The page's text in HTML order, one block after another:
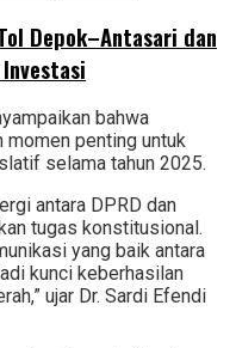
Depok–Antasari dan
bahwa
momen penting untuk
selama tahun 2025.
antara DPRD dan
tugas konstitusional.
yang baik antara
kunci keberhasilan
ujar Dr. Sardi Efendi